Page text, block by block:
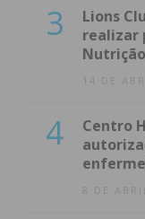
3
Lions
realizar
14 DE
4
Centro
8 DE